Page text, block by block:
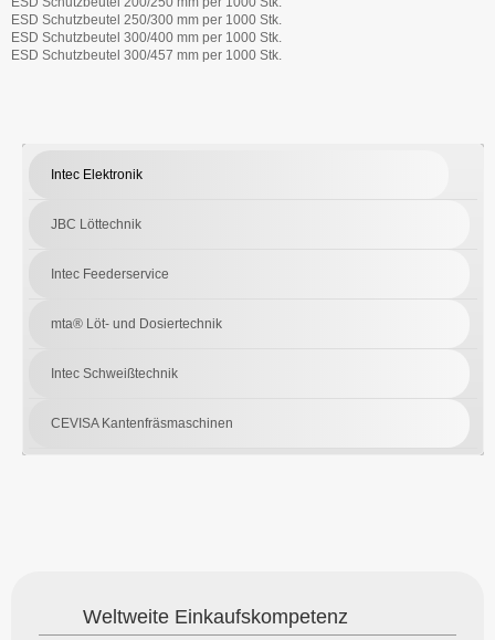
ESD Schutzbeutel 250/300 mm per 1000 Stk.
ESD Schutzbeutel 300/400 mm per 1000 Stk.
ESD Schutzbeutel 300/457 mm per 1000 Stk.
Intec Elektronik
JBC Löttechnik
Intec Feederservice
mta® Löt- und Dosiertechnik
Intec Schweißtechnik
CEVISA Kantenfräsmaschinen
Weltweite Einkaufskompetenz